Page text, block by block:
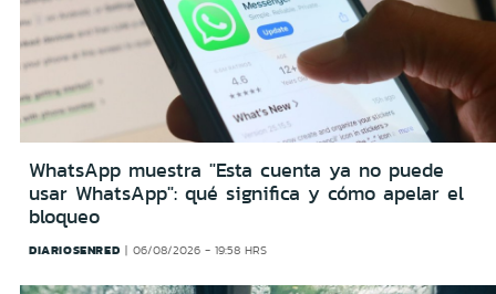
WhatsApp muestra "Esta cuenta ya no puede
usar WhatsApp": qué significa y cómo apelar el
bloqueo
DIARIOSENRED 06/08/2026 - 19:58 HRS